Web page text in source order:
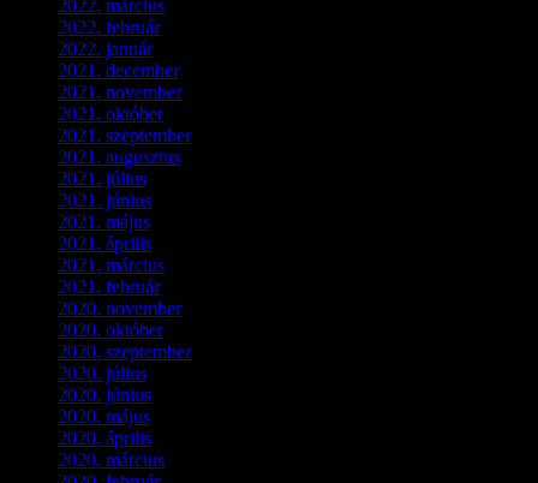
2022. március
2022. február(4)
2022. január(3)
2021. december(2)
2021. november(5)
2021. október(8)
2021. szeptember(4)
2021. augusztus
2021. július
2021. június
2021. május
2021. április
2021. március
2021. február(4)
2020. november(4)
2020. október(4)
2020. szeptember(1)
2020. július
2020. június
2020. május
2020. április
2020. március